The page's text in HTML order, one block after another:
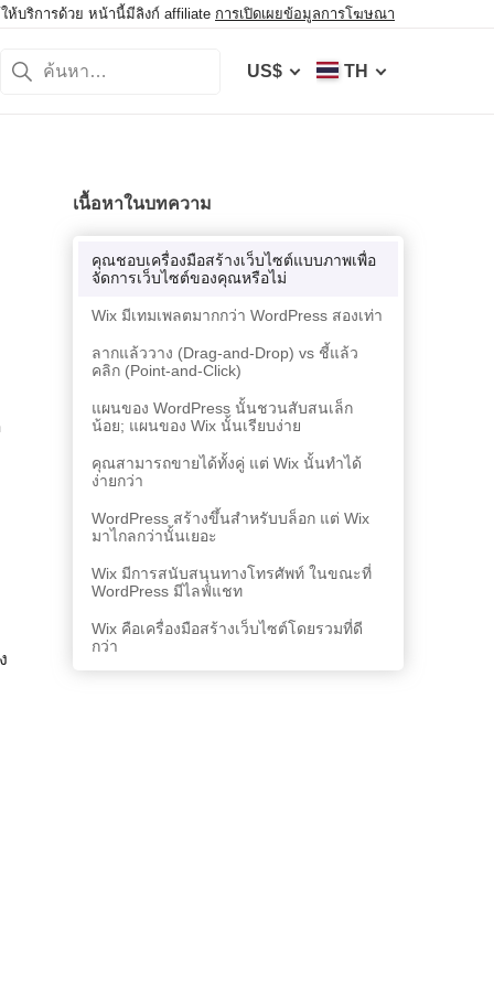
ห้บริการด้วย หน้านี้มีลิงก์ affiliate การเปิดเผยข้อมูลการโฆษณา
US$ TH
เนื้อหาในบทความ
คุณชอบเครื่องมือสร้างเว็บไซต์แบบภาพเพื่อ
จัดการเว็บไซต์ของคุณหรือไม่
Wix มีเทมเพลตมากกว่า WordPress สองเท่า
ลากแล้ววาง (Drag-and-Drop) vs ชี้แล้ว
คลิก (Point-and-Click)
แผนของ WordPress นั้นชวนสับสนเล็ก
น้อย; แผนของ Wix นั้นเรียบง่าย
คุณสามารถขายได้ทั้งคู่ แต่ Wix นั้นทำได้
ง่ายกว่า
WordPress สร้างขึ้นสำหรับบล็อก แต่ Wix
มาไกลกว่านั้นเยอะ
Wix มีการสนับสนุนทางโทรศัพท์ ในขณะที่
WordPress มีไลฟ์แชท
Wix คือเครื่องมือสร้างเว็บไซต์โดยรวมที่ดี
กว่า